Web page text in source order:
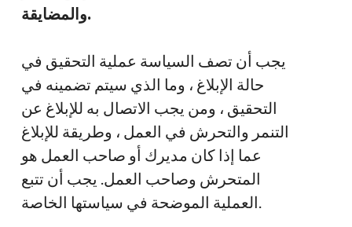
والمضايقة.
يجب أن تصف السياسة عملية التحقيق في
حالة الإبلاغ ، وما الذي سيتم تضمينه في
التحقيق ، ومن يجب الاتصال به للإبلاغ عن
التنمر والتحرش في العمل ، وطريقة للإبلاغ
عما إذا كان مديرك أو صاحب العمل هو
المتحرش وصاحب العمل. يجب أن تتبع
العملية الموضحة في سياستها الخاصة.